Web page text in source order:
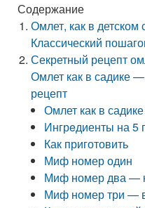
Содержание
Омлет, как в
Классический
Секретный рецепт
Омлет как в садике
рецепт
Омлет как в
Ингрeдиенты на 5
Как приготовить
Миф номер один
Миф номер два —
Миф номер три —